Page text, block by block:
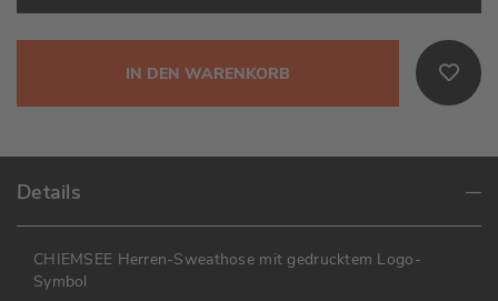
IN DEN WARENKORB
Details
CHIEMSEE Herren-Sweathose mit gedrucktem Logo-
Symbol